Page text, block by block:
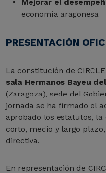
Mejorar el
economía aragonesa
PRESENTACIÓN
La constitución de
sala Hermanos Bayeu
(Zaragoza), sede del
jornada se ha firmado el
aprobado los estatutos, la
corto, medio y largo
directiva.
En representación de